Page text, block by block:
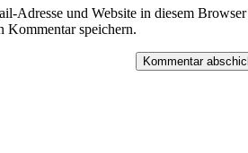
Adresse und Website in diesem
Kommentar speichern.
Kommentar